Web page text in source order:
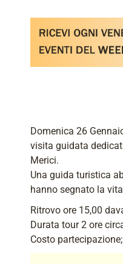
Domenica 26
visita guidata
Merici.
Una guida turistica
hanno segnato la
Ritrovo ore 15,00
Durata tour 2 ore
Costo